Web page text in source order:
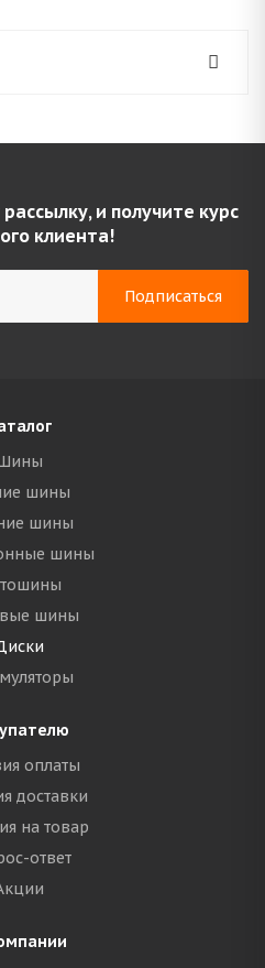
и получите курс
клиента!
шины
шины
шины
шины
оплаты
доставки
на товар
ответ